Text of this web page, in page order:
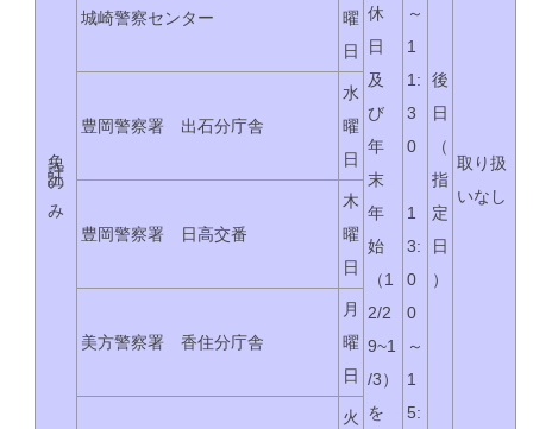
免許証のみ
休
日
及
び
年
末
年
始
（1
2/2
9~1
/3）
を
～
1
1:
3
0
1
3:
0
0
～
1
5:
後
日
（
指
定
日
）
取り扱
いなし
城崎警察センター
曜
日
豊岡警察署 出石分庁舎
水
曜
日
豊岡警察署 日高交番
木
曜
日
美方警察署 香住分庁舎
月
曜
日
火